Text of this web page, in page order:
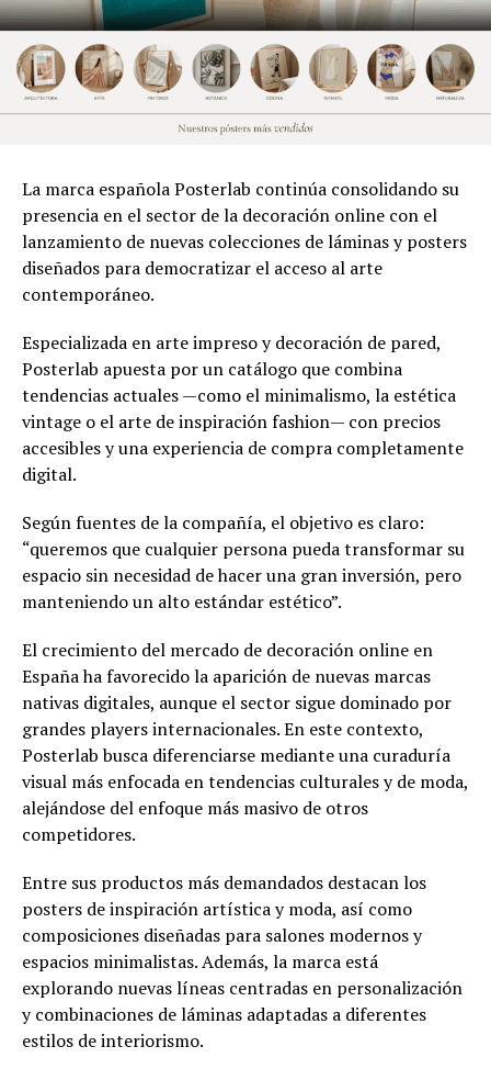
La marca española Posterlab continúa consolidando su
presencia en el sector de la decoración online con el
lanzamiento de nuevas colecciones de láminas y posters
diseñados para democratizar el acceso al arte
contemporáneo.
Especializada en arte impreso y decoración de pared,
Posterlab apuesta por un catálogo que combina
tendencias actuales —como el minimalismo, la estética
vintage o el arte de inspiración fashion— con precios
accesibles y una experiencia de compra completamente
digital.
Según fuentes de la compañía, el objetivo es claro:
“queremos que cualquier persona pueda transformar su
espacio sin necesidad de hacer una gran inversión, pero
manteniendo un alto estándar estético”.
El crecimiento del mercado de decoración online en
España ha favorecido la aparición de nuevas marcas
nativas digitales, aunque el sector sigue dominado por
grandes players internacionales. En este contexto,
Posterlab busca diferenciarse mediante una curaduría
visual más enfocada en tendencias culturales y de moda,
alejándose del enfoque más masivo de otros
competidores.
Entre sus productos más demandados destacan los
posters de inspiración artística y moda, así como
composiciones diseñadas para salones modernos y
espacios minimalistas. Además, la marca está
explorando nuevas líneas centradas en personalización
y combinaciones de láminas adaptadas a diferentes
estilos de interiorismo.